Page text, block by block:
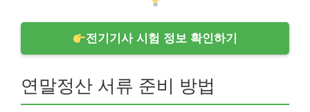
전기기사 시험 정보 확인하기
연말정산 서류 준비 방법